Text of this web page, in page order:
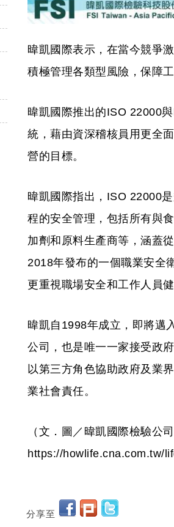
暐凱國際表示，在當今競爭
積極管理各類型風險，保障
暐凱國際推出的ISO 22000
統，藉由資深稽核員用更全
營的目標。
暐凱國際指出，ISO 22000
程的安全管理，包括所有與
加劑和原料生產商等，涵蓋
2018年發布的一個職業安全
更重視職場安全和工作人員健
暐凱自1998年成立，即將邁
公司，也是唯一一家接受政
以第三方角色協助政府及業
業社會責任。
（文．圖／暐凱國際檢驗公司
https://howlife.cna.com.tw/
分享至